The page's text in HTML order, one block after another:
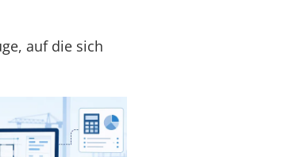
auf die sich